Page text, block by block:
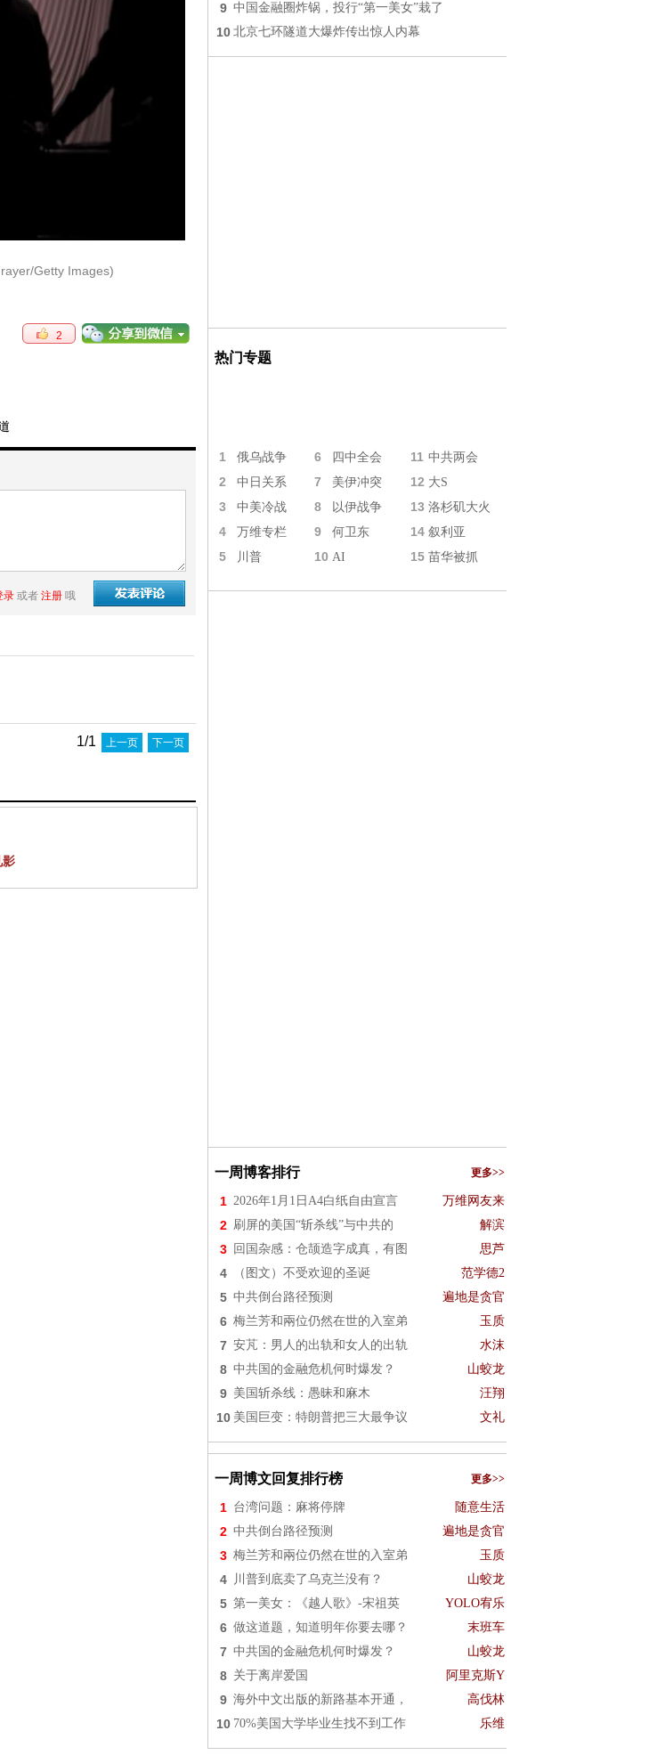
Getty Images)
2
录 或者 注册 哦
1/1 上一页 下一页
影
9 中国金融圈炸锅，投行“第一美女”栽了
10 北京七环隧道大爆炸传出惊人内幕
热门专题
1 俄乌战争 6 四中全会 11 中共两会
2 中日关系 7 美伊冲突 12 大S
3 中美冷战 8 以伊战争 13 洛杉矶大火
4 万维专栏 9 何卫东 14 叙利亚
5 川普 10 AI 15 苗华被抓
一周博客排行 更多>>
1 2026年1月1日A4白纸自由宣言 万维网友来
2 刷屏的美国“斩杀线”与中共的 解滨
3 回国杂感：仓颉造字成真，有图 思芦
4 （图文）不受欢迎的圣诞 范学德2
5 中共倒台路径预测 遍地是贪官
6 梅兰芳和兩位仍然在世的入室弟 玉质
7 安芃：男人的出轨和女人的出轨 水沫
8 中共国的金融危机何时爆发？ 山蛟龙
9 美国斩杀线：愚昧和麻木 汪翔
10 美国巨变：特朗普把三大最争议 文礼
一周博文回复排行榜 更多>>
1 台湾问题：麻将停牌 随意生活
2 中共倒台路径预测 遍地是贪官
3 梅兰芳和兩位仍然在世的入室弟 玉质
4 川普到底卖了乌克兰没有？ 山蛟龙
5 第一美女：《越人歌》-宋祖英 YOLO宥乐
6 做这道题，知道明年你要去哪？ 末班车
7 中共国的金融危机何时爆发？ 山蛟龙
8 关于离岸爱国 阿里克斯Y
9 海外中文出版的新路基本开通， 高伐林
10 70%美国大学毕业生找不到工作 乐维